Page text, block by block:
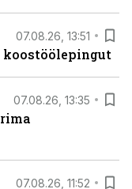
07.08.26, 13:51
koostöölepingut
07.08.26, 13:35
07.08.26, 11:52